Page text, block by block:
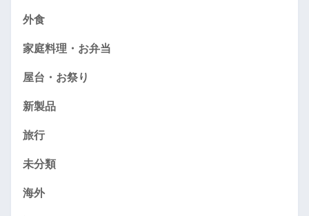
外食
家庭料理・お弁当
屋台・お祭り
新製品
旅行
未分類
海外